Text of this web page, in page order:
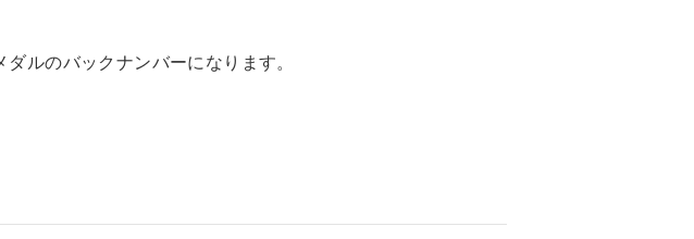
ルのバックナンバーになります。